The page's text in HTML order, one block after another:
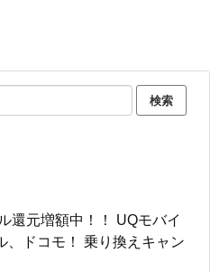
還元増額中！！ UQモバイ
、ドコモ！ 乗り換えキャン